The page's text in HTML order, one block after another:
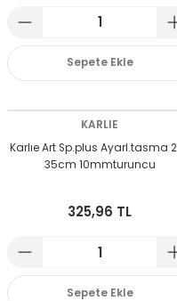
Sepete Ekle
KARLIE
Karlıe Art Sp.plus Ayarl.tasma
35cm 10mmturuncu
325,96 TL
Sepete Ekle